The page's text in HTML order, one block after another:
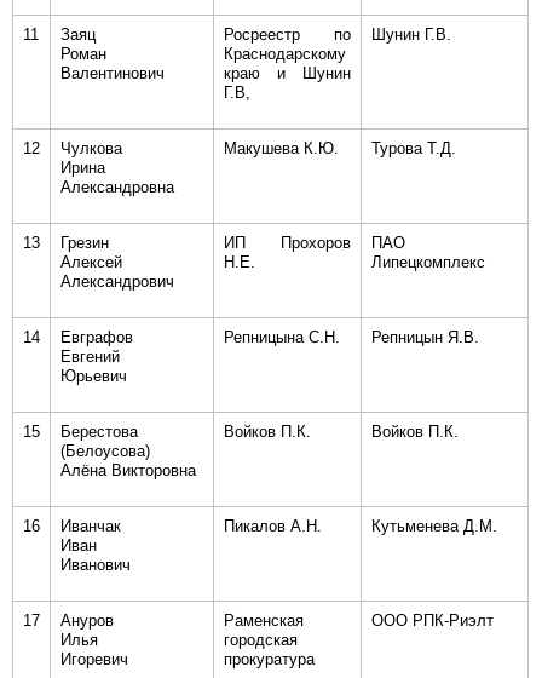
11
Заяц
Роман
Валентинович
Росреестр по
Краснодарскому
краю и Шунин
Г.В,
Шунин Г.В.
12
Чулкова
Ирина
Александровна
Макушева К.Ю. Турова Т.Д.
13
Грезин
Алексей
Александрович
ИП Прохоров
Н.Е.
ПАО
Липецкомплекс
14
Евграфов
Евгений
Юрьевич
Репницына С.Н. Репницын Я.В.
15
Берестова
(Белоусова)
Алёна Викторовна
Войков П.К. Войков П.К.
16
Иванчак
Иван
Иванович
Пикалов А.Н. Кутьменева Д.М.
17
Ануров
Илья
Игоревич
Раменская
городская
прокуратура
ООО РПК-Риэлт